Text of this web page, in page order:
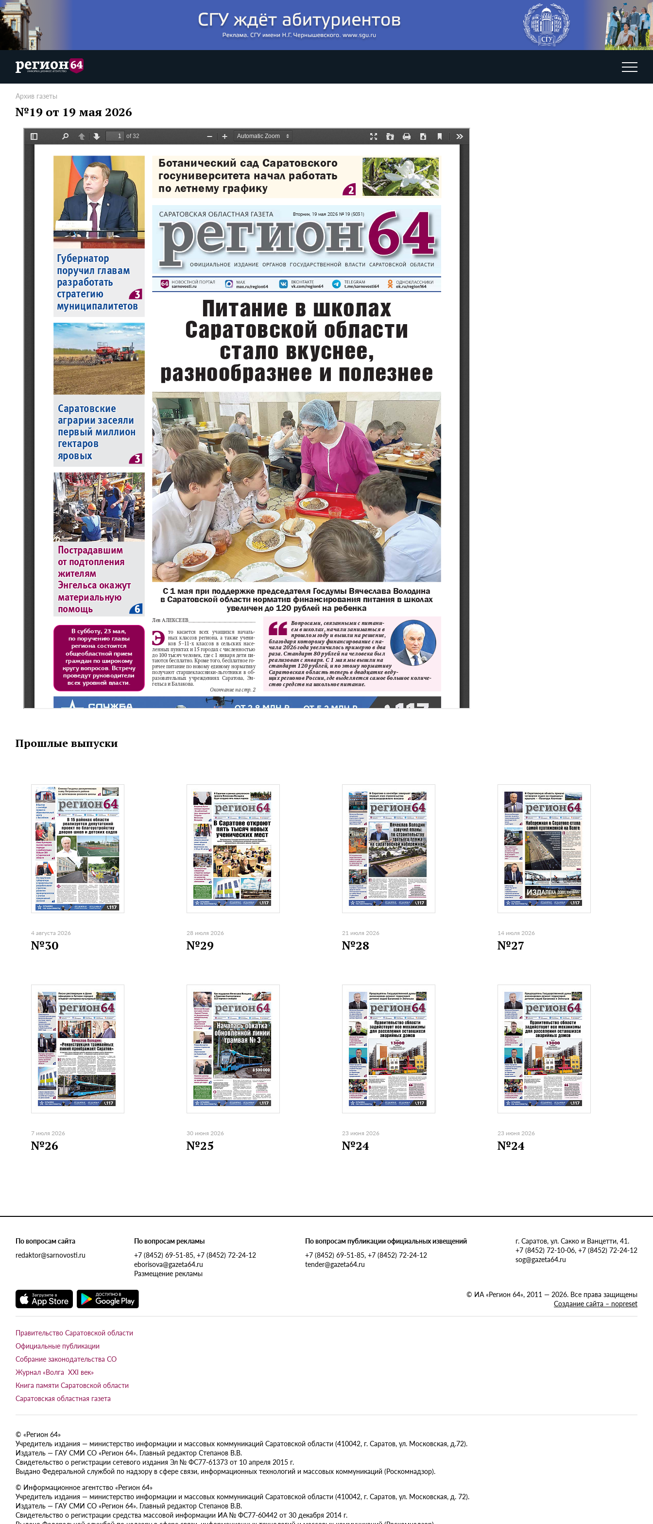
Архив газеты
№19 от 19 мая 2026
Прошлые выпуски
4 августа 2026
№30
28 июля 2026
№29
21 июля 2026
№28
14 июля 2026
№27
7 июля 2026
№26
30 июня 2026
№25
23 июня 2026
№24
23 июня 2026
№24
По вопросам сайта
redaktor@sarnovosti.ru
По вопросам рекламы
+7 (8452) 69-51-85, +7 (8452) 72-24-12
eborisova@gazeta64.ru
Размещение рекламы
По вопросам публикации официальных извещений
+7 (8452) 69-51-85, +7 (8452) 72-24-12
tender@gazeta64.ru
г. Саратов, ул. Сакко и Ванцетти, 41.
+7 (8452) 72-10-06, +7 (8452) 72-24-12
sog@gazeta64.ru
© ИА «Регион 64», 2011 — 2026. Все права защищены
Создание сайта – nopreset
Правительство Саратовской области
Официальные публикации
Собрание законодательства СО
Журнал «Волга XXI век»
Книга памяти Саратовской области
Саратовская областная газета
© «Регион 64»
Учредитель издания — министерство информации и массовых коммуникаций Саратовской области (410042, г. Саратов, ул. Московская, д.72).
Издатель — ГАУ СМИ СО «Регион 64». Главный редактор Степанов В.В.
Свидетельство о регистрации сетевого издания Эл № ФС77-61373 от 10 апреля 2015 г.
Выдано Федеральной службой по надзору в сфере связи, информационных технологий и массовых коммуникаций (Роскомнадзор).
© Информационное агентство «Регион 64»
Учредитель издания — министерство информации и массовых коммуникаций Саратовской области (410042, г. Саратов, ул. Московская, д. 72).
Издатель — ГАУ СМИ СО «Регион 64». Главный редактор Степанов В.В.
Свидетельство о регистрации средства массовой информации ИА № ФС77-60442 от 30 декабря 2014 г.